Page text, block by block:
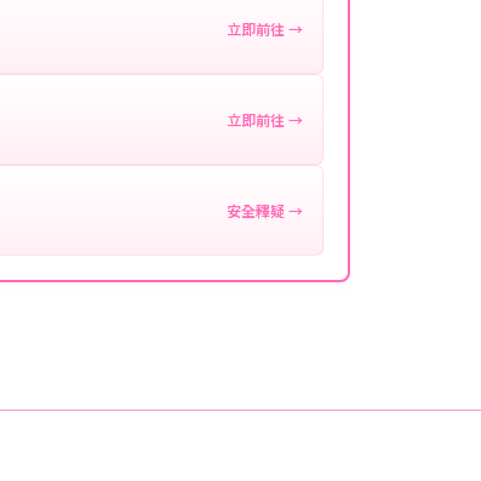
立即前往 →
立即前往 →
安全釋疑 →